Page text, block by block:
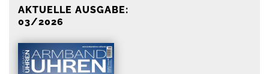
AKTUELLE AUSGABE:
03/2026